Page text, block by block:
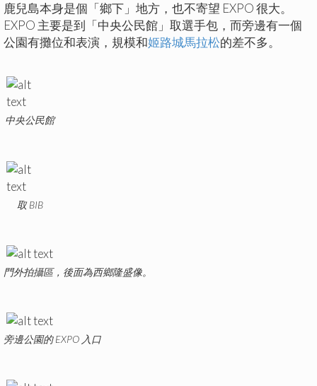
鹿兒島本身是個「鄉下」地方，也不寄望 EXPO 很大。
EXPO 主要是到「中央公民館」取選手包，而旁邊有一個
公園有攤位和表演，規模和姬路城馬拉松的差不多。
中央公民館
取 BIB
門外拍攝區，後面為西鄉隆盛像。
旁邊公園的 EXPO 入口